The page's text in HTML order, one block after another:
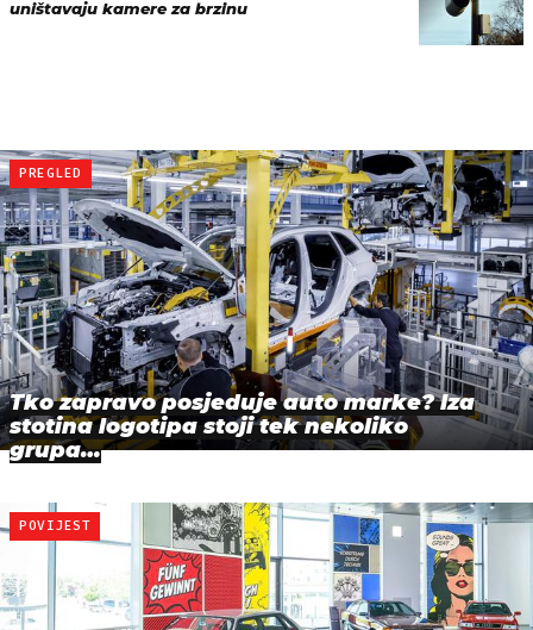
uništavaju kamere za brzinu
PREGLED
Tko zapravo posjeduje auto marke? Iza
stotina logotipa stoji tek nekoliko
grupa…
POVIJEST